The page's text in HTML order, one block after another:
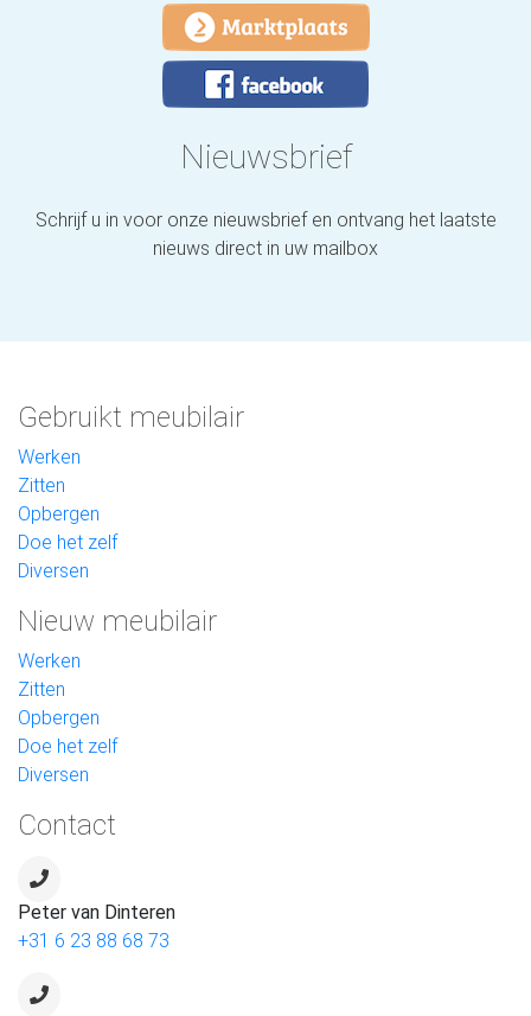
Nieuwsbrief
Schrijf u in voor onze nieuwsbrief en ontvang het laatste
nieuws direct in uw mailbox
Gebruikt meubilair
Werken
Zitten
Opbergen
Doe het zelf
Diversen
Nieuw meubilair
Werken
Zitten
Opbergen
Doe het zelf
Diversen
Contact
Peter van Dinteren
+31 6 23 88 68 73